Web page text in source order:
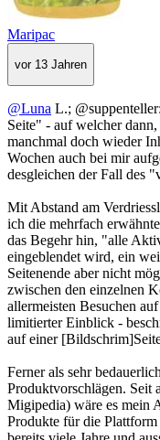
Maripac
vor 13 Jahren
@Luna L.;
Seite" - auf welcher
manchmal doch wieder
Wochen auch bei mir
desgleichen der Fall des
Mit Abstand am
ich die mehrfach
das Begehr hin, "alle
eingeblendet wird, ein
Seitenende aber nicht
zwischen den einzelnen
allermeisten Besuchen
limitierter Einblick -
auf einer
Ferner als sehr
Produktvorschlägen. Seit
Migipedia) wäre es mein
Produkte für die